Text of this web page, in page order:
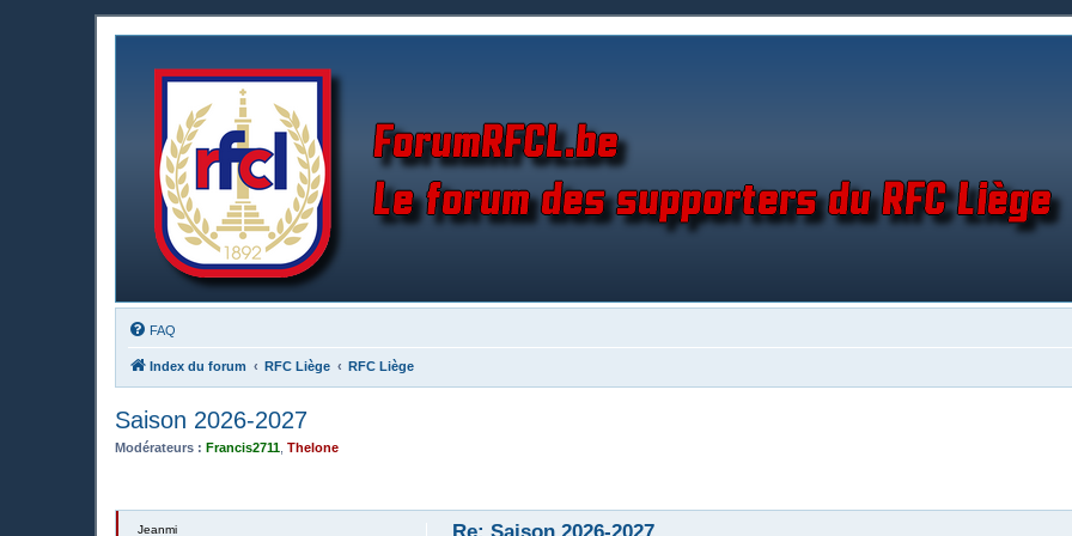
FAQ
Index du forum RFC Liège RFC Liège
Saison 2026-2027
Modérateurs : Francis2711 Thelone
Jeanmi
Re: Saison 2026-2027